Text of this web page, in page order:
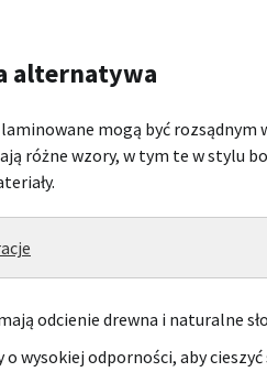
alternatywa
mogą być rozsądnym
różne wzory, w tym te w stylu
odcienie drewna i naturalne
wysokiej odporności, aby cieszyć